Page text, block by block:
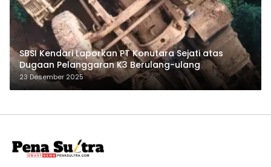
SBSI Kendari Laporkan PT Konutara Sejati atas
Dugaan Pelanggaran K3 Berulang-ulang
23 Desember 2025